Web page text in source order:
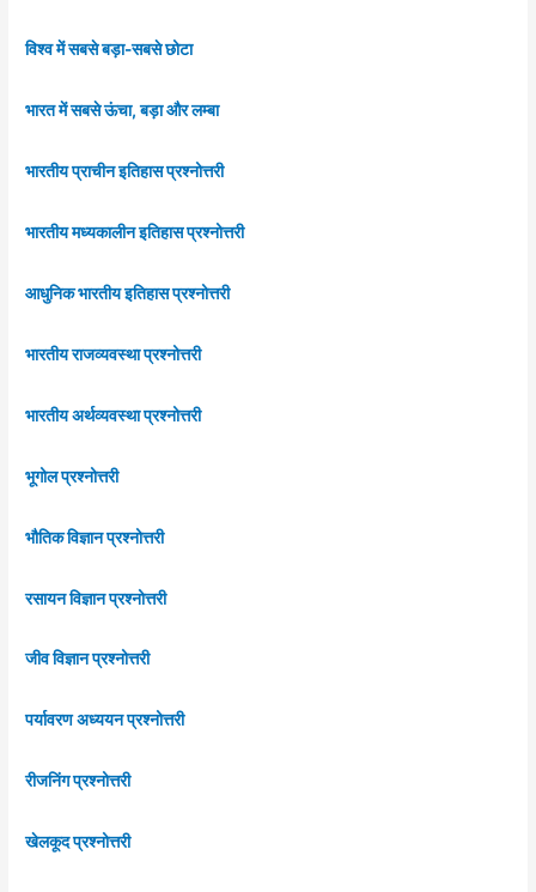
विश्व में सबसे बड़ा-सबसे छोटा
भारत में सबसे ऊंचा, बड़ा और लम्बा
भारतीय प्राचीन इतिहास प्रश्नोत्तरी
भारतीय मध्यकालीन इतिहास प्रश्नोत्तरी
आधुनिक भारतीय इतिहास प्रश्नोत्तरी
भारतीय राजव्यवस्था प्रश्नोत्तरी
भारतीय अर्थव्यवस्था प्रश्नोत्तरी
भूगोल प्रश्नोत्तरी
भौतिक विज्ञान प्रश्नोत्तरी
रसायन विज्ञान प्रश्नोत्तरी
जीव विज्ञान प्रश्नोत्तरी
पर्यावरण अध्ययन प्रश्नोत्तरी
रीजनिंग प्रश्नोत्तरी
खेलकूद प्रश्नोत्तरी